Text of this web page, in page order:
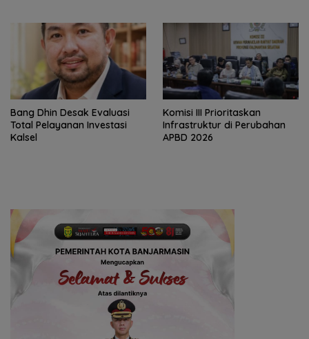
‎Bang Dhin Desak Evaluasi
Total Pelayanan Investasi
Kalsel
‎Komisi III Prioritaskan
Infrastruktur di Perubahan
APBD 2026